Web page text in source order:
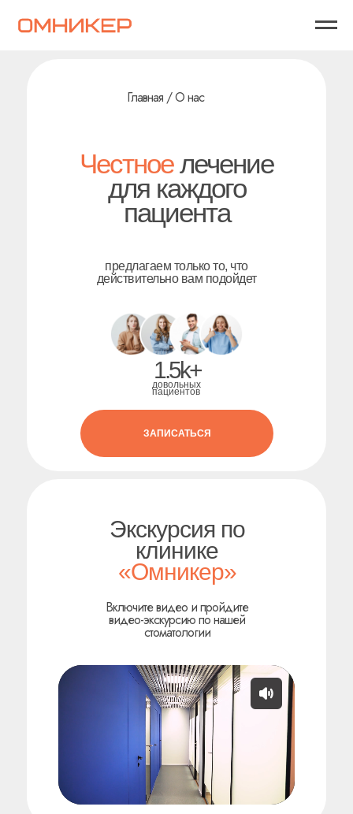
предлагаем только то, что
действительно вам подойдет
Главная / О нас
Честноелечение
для каждого
пациента
ЗАПИСАТЬСЯ
1.5k+
довольных
пациентов
Экскурсия по
клинике
«Омникер»
Включите видео и пройдите
видео-экскурсию по нашей
стоматологии